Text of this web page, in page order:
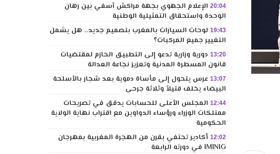
20:04 الإعلام الجهوي بجهة مراكش آسفي بين رهان
الوحدة واستحقاق التمثيلية الوطنية
19:43 لوحات السيارات بالمغرب بتصميم جديد.. هل يشمل
التغيير جميع المركبات؟
13:20 دورية وزارية تدعو إلى التطبيق الحازم لمقتضيات
قانون المسطرة المدنية وتعزيز نجاعة العدالة
13:07 عرس يتحول إلى مأساة دموية بعد شجار بالأسلحة
البيضاء يخلف قتيلاً وثلاثة جرحى
12:44 المجلس الأعلى للحسابات يدقق في تصريحات
ممتلكات الوزراء ورؤساء الدواوين مع اقتراب نهاية الولاية
الحكومية
12:02 أكادير تحتفي بقرن من الهجرة المغربية بمهرجان
IMINIG في دورته الرابعة